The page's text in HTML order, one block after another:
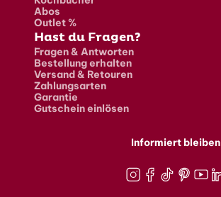
Abos
Outlet %
Hast du Fragen?
Fragen & Antworten
Bestellung erhalten
Versand & Retouren
Zahlungsarten
Garantie
Gutschein einlösen
Informiert bleiben